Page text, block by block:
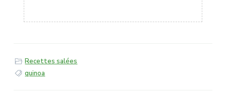
Recettes salées
quinoa